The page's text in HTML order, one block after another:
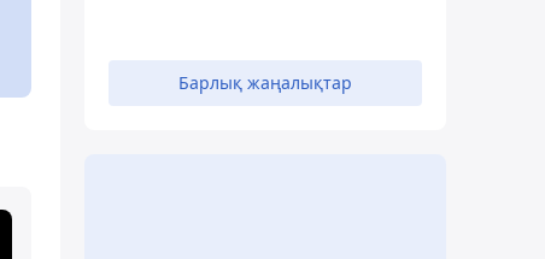
Барлық жаңалықтар